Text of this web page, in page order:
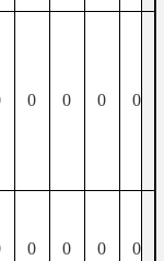
0 0 0 0
0 0 0 0